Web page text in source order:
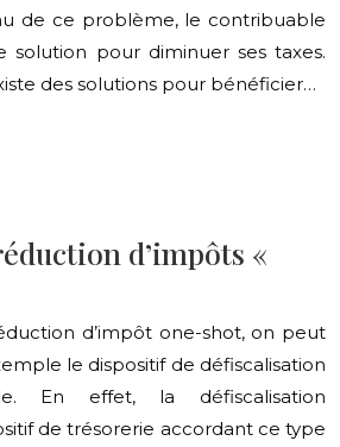
de ce problème, le contribuable
solution pour diminuer ses taxes.
des solutions pour bénéficier…
d’impôts «
d’impôt one-shot, on peut
le dispositif de défiscalisation
En effet, la défiscalisation
de trésorerie accordant ce type